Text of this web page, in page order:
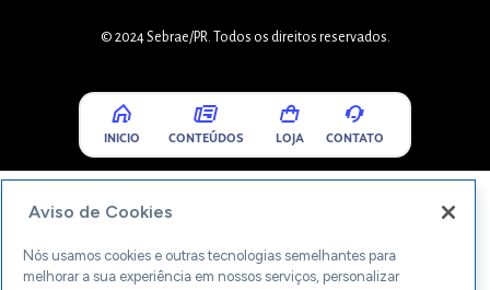
© 2024 Sebrae/PR. Todos os direitos reservados.
INICIO CONTEÚDOS LOJA CONTATO
Aviso de Cookies
Nós usamos cookies e outras tecnologias semelhantes para
melhorar a sua experiência em nossos serviços, personalizar